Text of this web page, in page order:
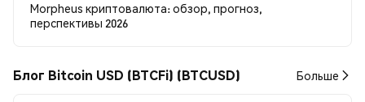
Morpheus криптовалюта: обзор, прогноз,
перспективы 2026
Блог Bitcoin USD (BTCFi) (BTCUSD) Больше